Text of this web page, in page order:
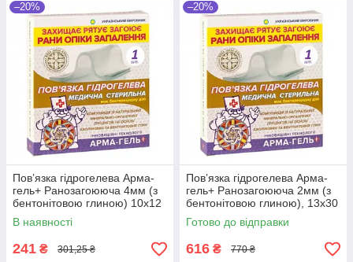
–20%
Пов’язка гідрогелева Арма-
гель+ Ранозагоююча 4мм (з
бентонітовою глиною) 10х12
см
В наявності
241 ₴ 301,25 ₴
–20%
Пов’язка гідрогелева Арма-
гель+ Ранозагоююча 2мм (з
бентонітовою глиною), 13х30
см
Готово до відправки
616 ₴ 770 ₴